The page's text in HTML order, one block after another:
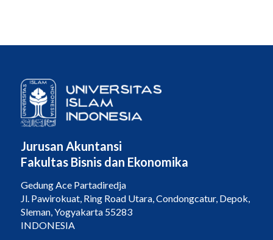
Jurusan Akuntansi
Fakultas Bisnis dan Ekonomika
Gedung Ace Partadiredja
Jl. Pawirokuat, Ring Road Utara, Condongcatur, Depok,
Sleman, Yogyakarta 55283
INDONESIA